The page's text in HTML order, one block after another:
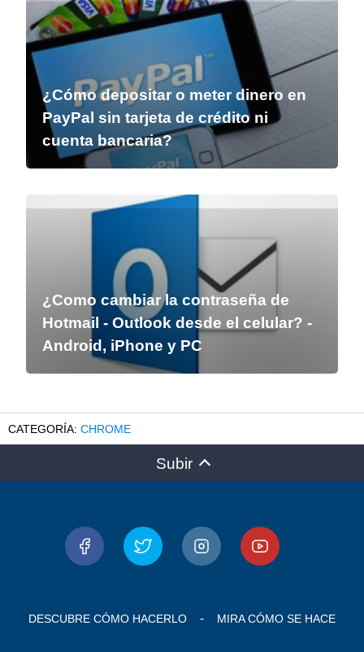
¿Cómo depositar o meter dinero en
PayPal sin tarjeta de crédito ni
cuenta bancaria?
¿Como cambiar la contraseña de
Hotmail - Outlook desde el celular? -
Android, iPhone y PC
CHROME
Subir
DESCUBRE CÓMO HACERLO MIRA CÓMO SE HACE